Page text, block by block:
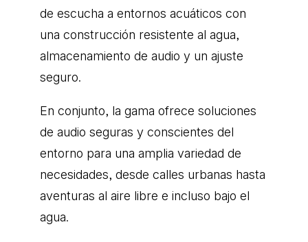
de escucha a entornos acuáticos con
una construcción resistente al agua,
almacenamiento de audio y un ajuste
seguro.
En conjunto, la gama ofrece soluciones
de audio seguras y conscientes del
entorno para una amplia variedad de
necesidades, desde calles urbanas hasta
aventuras al aire libre e incluso bajo el
agua.